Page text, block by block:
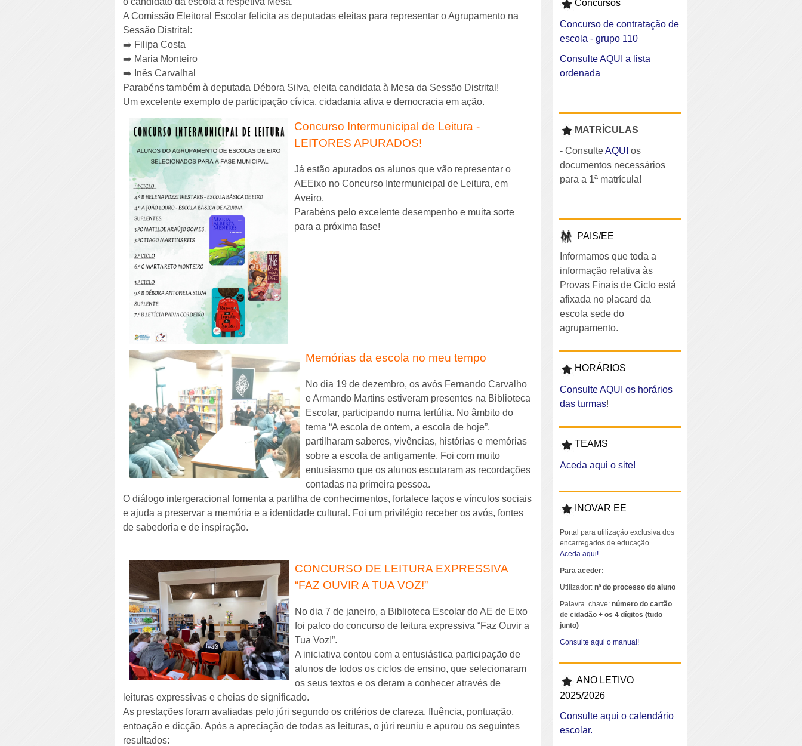
A Comissão Eleitoral Escolar felicita as deputadas eleitas para representar o Agrupamento na
Sessão Distrital:
➡️ Filipa Costa
➡️ Maria Monteiro
➡️ Inês Carvalhal
Parabéns também à deputada Débora Silva, eleita candidata à Mesa da Sessão Distrital!
Um excelente exemplo de participação cívica, cidadania ativa e democracia em ação.
Concurso Intermunicipal de Leitura -
LEITORES APURADOS!
Já estão apurados os alunos que vão representar o
AEEixo no Concurso Intermunicipal de Leitura, em
Aveiro.
Parabéns pelo excelente desempenho e muita sorte
para a próxima fase!
Memórias da escola no meu tempo
No dia 19 de dezembro, os avós Fernando Carvalho
e Armando Martins estiveram presentes na Biblioteca
Escolar, participando numa tertúlia. No âmbito do
tema “A escola de ontem, a escola de hoje”,
partilharam saberes, vivências, histórias e memórias
sobre a escola de antigamente. Foi com muito
entusiasmo que os alunos escutaram as recordações
contadas na primeira pessoa.
O diálogo intergeracional fomenta a partilha de conhecimentos, fortalece laços e vínculos sociais
e ajuda a preservar a memória e a identidade cultural. Foi um privilégio receber os avós, fontes
de sabedoria e de inspiração.
CONCURSO DE LEITURA EXPRESSIVA
“FAZ OUVIR A TUA VOZ!”
No dia 7 de janeiro, a Biblioteca Escolar do AE de Eixo
foi palco do concurso de leitura expressiva “Faz Ouvir a
Tua Voz!”.
A iniciativa contou com a entusiástica participação de
alunos de todos os ciclos de ensino, que selecionaram
os seus textos e os deram a conhecer através de
leituras expressivas e cheias de significado.
As prestações foram avaliadas pelo júri segundo os critérios de clareza, fluência, pontuação,
entoação e dicção. Após a apreciação de todas as leituras, o júri reuniu e apurou os seguintes
resultados:
Concursos
Concurso de contratação de
escola - grupo 110
Consulte AQUI a lista
ordenada
MATRÍCULAS
- ConsulteAQUI os
documentos necessários
para a 1ª matrícula!
PAIS/EE
Informamos que toda a
informação relativa às
Provas Finais de Ciclo está
afixada no placard da
escola sede do
agrupamento.
HORÁRIOS
Consulte AQUI os horários
das turmas!
TEAMS
Aceda aqui o site!
INOVAR EE
Portal para utilização exclusiva dos
encarregados de educação.
Aceda aqui!
Para aceder:
Utilizador: nº do processo do aluno
Palavra. chave:número do cartão
de cidadão + os 4 dígitos (tudo
junto)
Consulte aqui o manual!
ANO LETIVO
2025/2026
Consulte aqui o calendário
escolar.